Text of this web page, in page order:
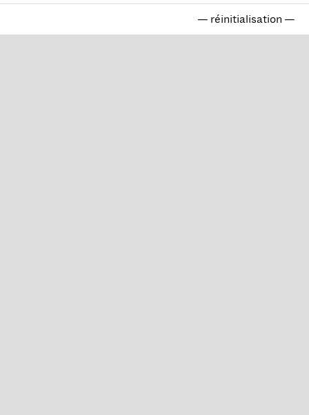
— réinitialisation —